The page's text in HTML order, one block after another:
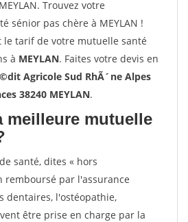
Trouvez votre
sénior pas chère à MEYLAN !
le tarif de votre mutuelle santé
à MEYLAN. Faites votre devis en
Agricole Sud RhÃ´ne Alpes
38240 MEYLAN.
meilleure mutuelle
santé, dites « hors
remboursé par l'assurance
dentaires, l'ostéopathie,
être prise en charge par la